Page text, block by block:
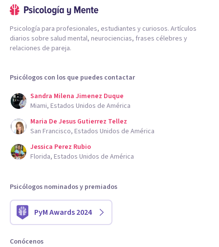
Psicología para profesionales, estudiantes y curiosos. Artículos
diarios sobre salud mental, neurociencias, frases célebres y
relaciones de pareja.
Psicólogos con los que puedes contactar
Sandra Milena Jimenez Duque
Miami, Estados Unidos de América
Maria De Jesus Gutierrez Tellez
San Francisco, Estados Unidos de América
Jessica Perez Rubio
Florida, Estados Unidos de América
Psicólogos nominados y premiados
PyM Awards 2024
Conócenos